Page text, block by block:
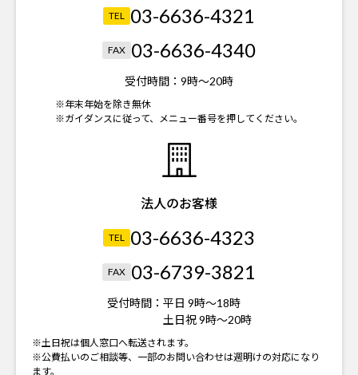
TEL 03-6636-4321
FAX 03-6636-4340
受付時間： 9時～20時
※年末年始を除き無休
※ガイダンスに従って、メニュー番号を押してください。
法人のお客様
TEL 03-6636-4323
FAX 03-6739-3821
受付時間： 平日 9時～18時
土日祝 9時～20時
※土日祝は個人窓口へ転送されます。
※公費払いのご相談等、一部のお問い合わせは週明けの対応になり
ます。